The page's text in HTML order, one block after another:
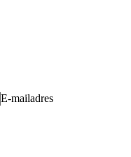
E-mailadres